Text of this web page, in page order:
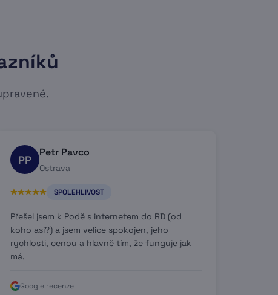
PP
Petr Pavco
Ostrava
SPOLEHLIVOST
Přešel jsem k Podě s internetem do RD (od
koho asi?) a jsem velice spokojen, jeho
rychlosti, cenou a hlavně tím, že funguje jak
má.
Google recenze